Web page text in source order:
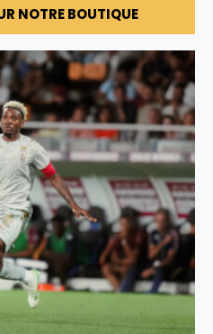
NOTRE BOUTIQUE